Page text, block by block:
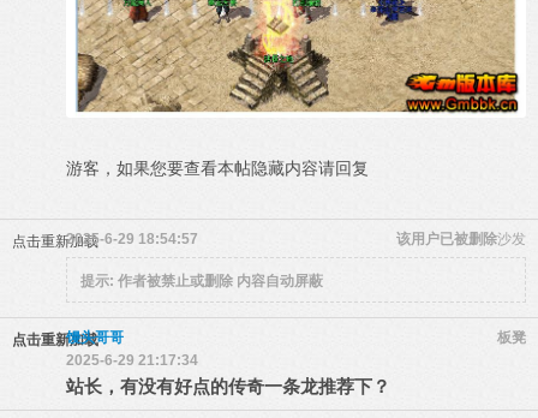
游客，如果您要查看本帖隐藏内容请回复
点击重新加载 沙发
该用户已被删除
2025-6-29 18:54:57
提示: 作者被禁止或删除 内容自动屏蔽
点击重新加载 板凳
馒头哥哥
2025-6-29 21:17:34
站长，有没有好点的传奇一条龙推荐下？